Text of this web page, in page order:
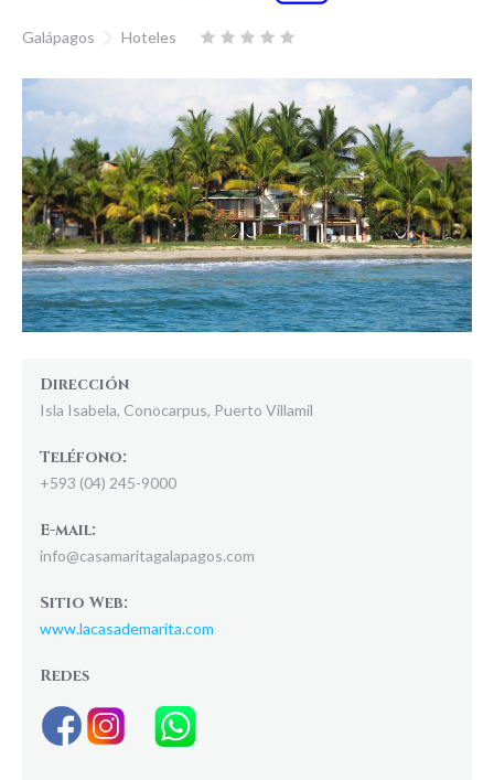
Galápagos Hoteles
Dirección
Isla Isabela, Conocarpus, Puerto Villamil
Teléfono:
+593 (04) 245-9000
E-mail:
info@casamaritagalapagos.com
Sitio Web:
www.lacasademarita.com
Redes